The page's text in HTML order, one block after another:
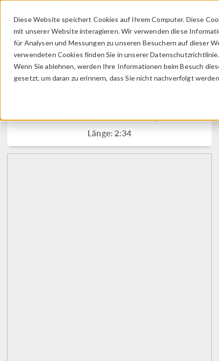
Diese Website speichert Cookies auf Ihrem Computer. Diese
mit unserer Website interagieren. Wir verwenden diese
für Analysen und Messungen zu unseren Besuchern auf dieser
verwendeten Cookies finden Sie in unserer Datenschutzrichtlinie.
Wenn Sie ablehnen, werden Ihre Informationen beim Besuch
gesetzt, um daran zu erinnern, dass Sie nicht nachverfolgt
ANMELDEN KONTAKT
Using Form Assembly in
Rotating Machinery Models
Zurück zur Video Gallery
Länge: 2:34